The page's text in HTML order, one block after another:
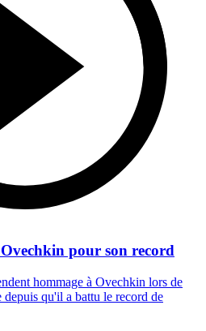
pour son record
hommage à Ovechkin lors de
qu'il a battu le record de